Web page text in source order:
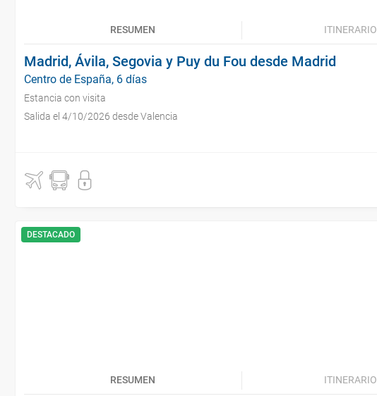
RESUMEN ITINERARIO
Madrid, Ávila, Segovia y Puy du Fou desde Madrid
Centro de España, 6 días
Estancia con visita
Salida el 4/10/2026 desde Valencia
DESTACADO
RESUMEN ITINERARIO